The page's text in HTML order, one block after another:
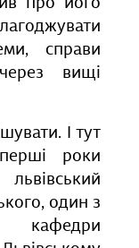
про його
справи
вищі
І тут
роки
один з
кафедри